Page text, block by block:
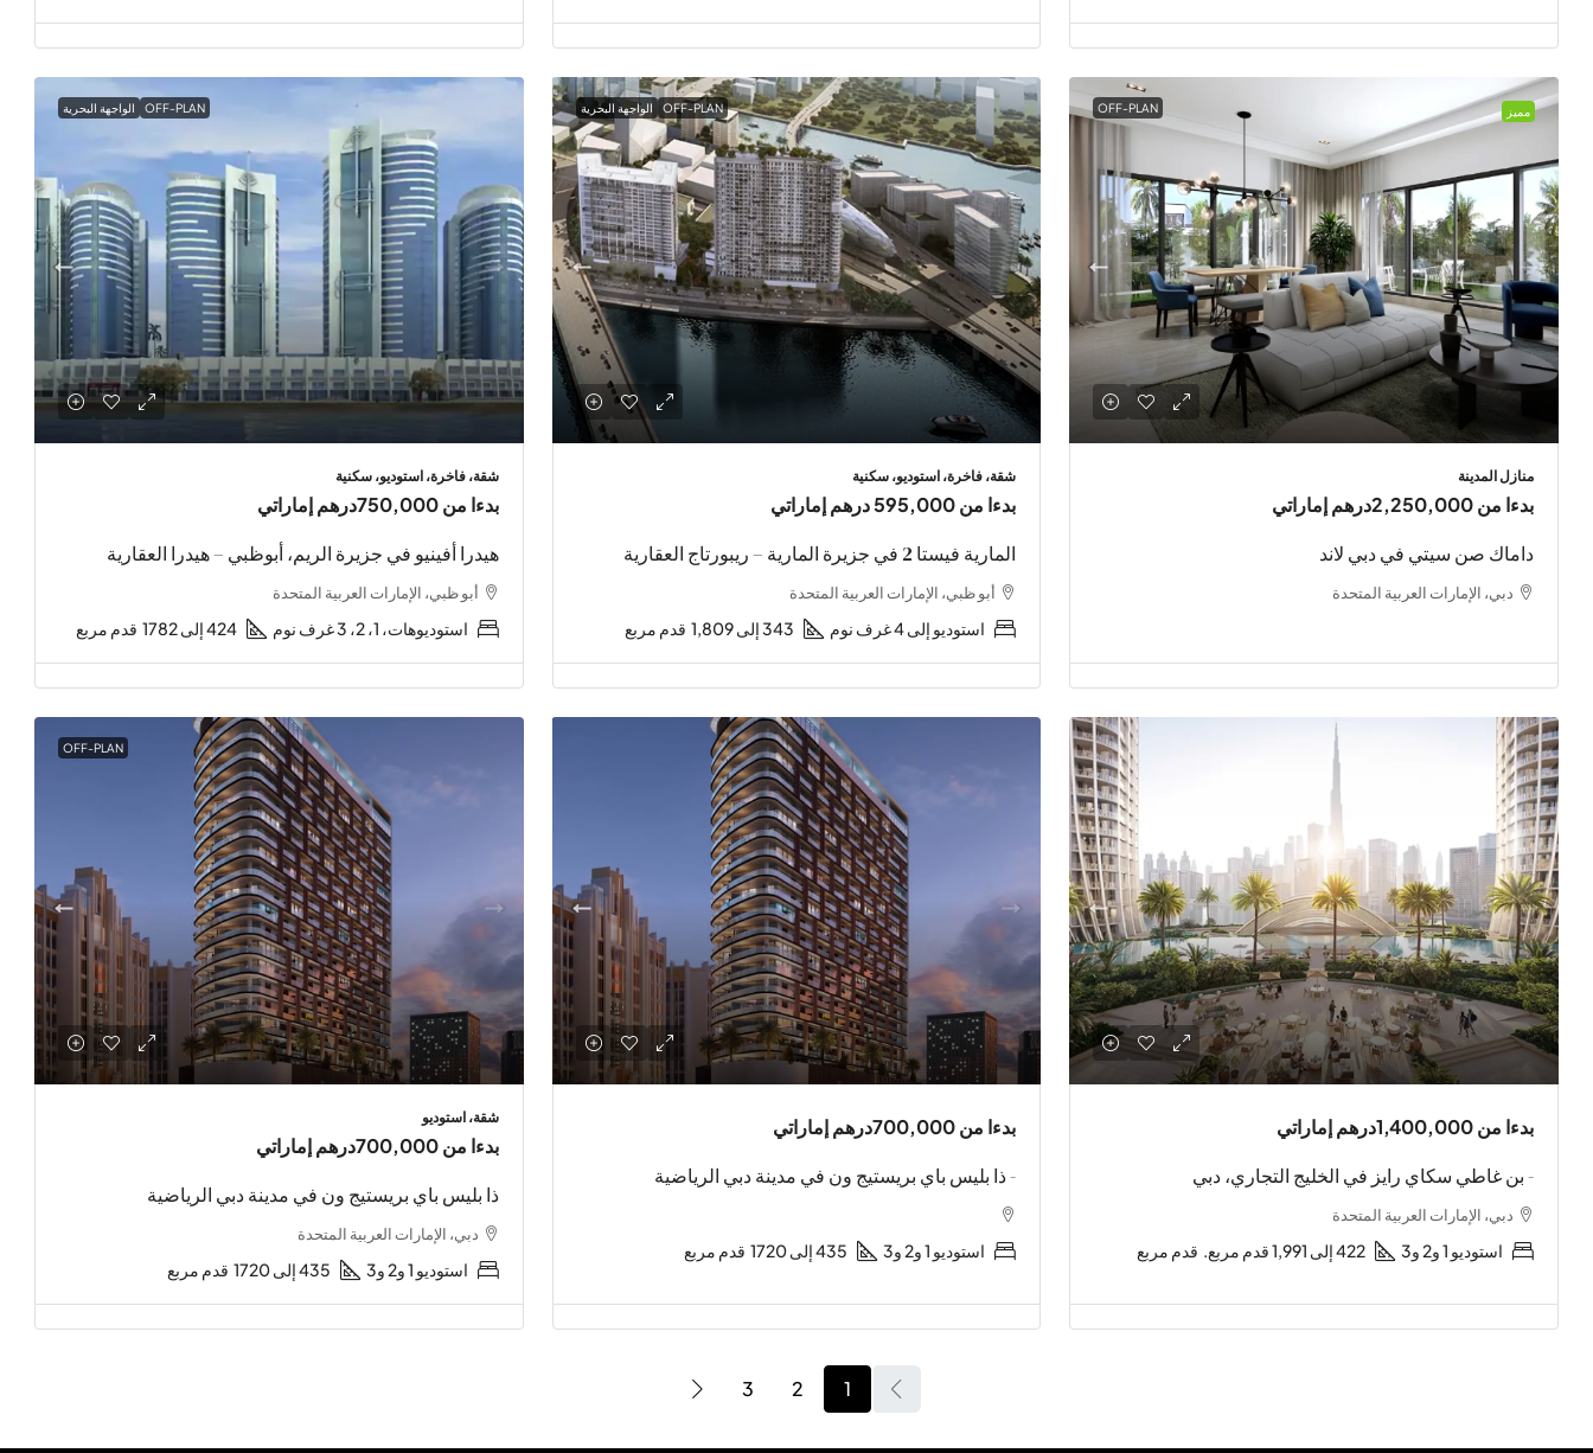
مميز OFF-PLAN
منازل المدينة
بدءا من2,250,000درهم إماراتي
داماك صن سيتي في دبي لاند
دبي، الإمارات العربية المتحدة
OFF-PLAN الواجهة البحرية
شقة، فاخرة، استوديو، سكنية
بدءا من595,000 درهم إماراتي
المارية فيستا 2 في جزيرة المارية – ريبورتاج العقارية
أبو ظبي، الإمارات العربية المتحدة
استوديو إلى 4 غرف نوم 343 إلى 1,809 قدم مربع
OFF-PLAN الواجهة البحرية
شقة، فاخرة، استوديو، سكنية
بدءا من750,000درهم إماراتي
هيدرا أفينيو في جزيرة الريم، أبوظبي – هيدرا العقارية
أبو ظبي، الإمارات العربية المتحدة
استوديوهات، 1، 2، 3 غرف نوم 424 إلى 1782 قدم مربع
بدءا من1,400,000درهم إماراتي
- بن غاطي سكاي رايز في الخليج التجاري، دبي
دبي، الإمارات العربية المتحدة
استوديو 1 و2 و3 422 إلى 1,991 قدم مربع. قدم مربع
بدءا من700,000درهم إماراتي
- ذا بليس باي بريستيج ون في مدينة دبي الرياضية
استوديو 1 و2 و3 435 إلى 1720 قدم مربع
OFF-PLAN
شقة، استوديو
بدءا من700,000درهم إماراتي
ذا بليس باي بريستيج ون في مدينة دبي الرياضية
دبي، الإمارات العربية المتحدة
استوديو 1 و2 و3 435 إلى 1720 قدم مربع
1
2
3